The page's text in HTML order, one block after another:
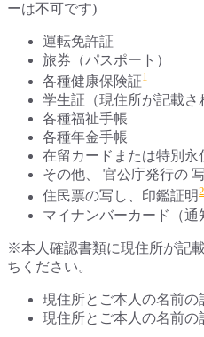
ーは不可です)
運転免許証
旅券（パスポート）
各種健康保険証1
学生証（現住所が記載さ
各種福祉手帳
各種年金手帳
在留カードまたは特別永
その他、 官公庁発行の
住民票の写し、印鑑証明2
マイナンバーカード（通
※本人確認書類に現住所が記
ちください。
現住所とご本人の名前
現住所とご本人の名前